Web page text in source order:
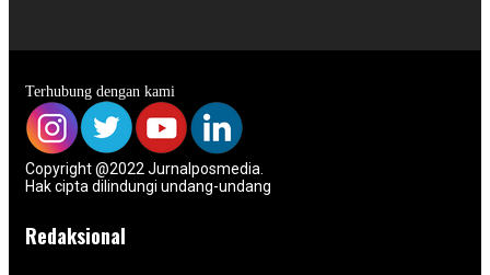
Terhubung dengan kami
Copyright @2022 Jurnalposmedia.
Hak cipta dilindungi undang-undang
Redaksional